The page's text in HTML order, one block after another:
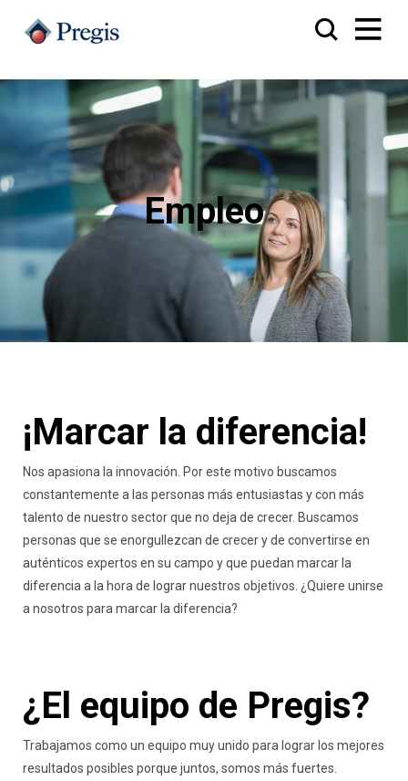
Empleo
¡Marcar la diferencia!
Nos apasiona la innovación. Por este motivo buscamos
constantemente a las personas más entusiastas y con más
talento de nuestro sector que no deja de crecer. Buscamos
personas que se enorgullezcan de crecer y de convertirse en
auténticos expertos en su campo y que puedan marcar la
diferencia a la hora de lograr nuestros objetivos. ¿Quiere unirse
a nosotros para marcar la diferencia?
¿El equipo de Pregis?
Trabajamos como un equipo muy unido para lograr los mejores
resultados posibles porque juntos, somos más fuertes.